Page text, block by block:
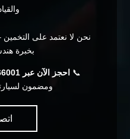
نحن لا نعتمد على
بخبرة
📞احجز الآن عبر 0569166001
ومضمون